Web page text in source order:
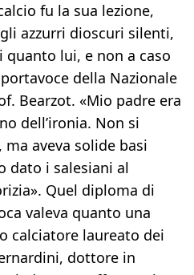
fu la sua lezione,
azzurri dioscuri silenti,
quanto lui, e non a caso
della Nazionale
Bearzot. «Mio padre era
dell’ironia. Non si
aveva solide basi
dato i salesiani al
Quel diploma di
valeva quanto una
calciatore laureato dei
dottore in